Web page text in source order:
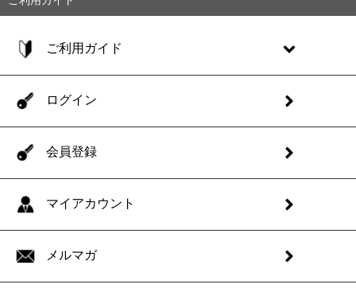
ご利用ガイド
ログイン
会員登録
マイアカウント
メルマガ